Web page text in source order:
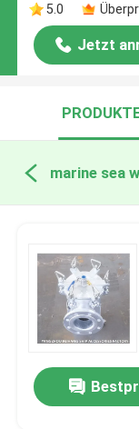
5.0
Jetzt